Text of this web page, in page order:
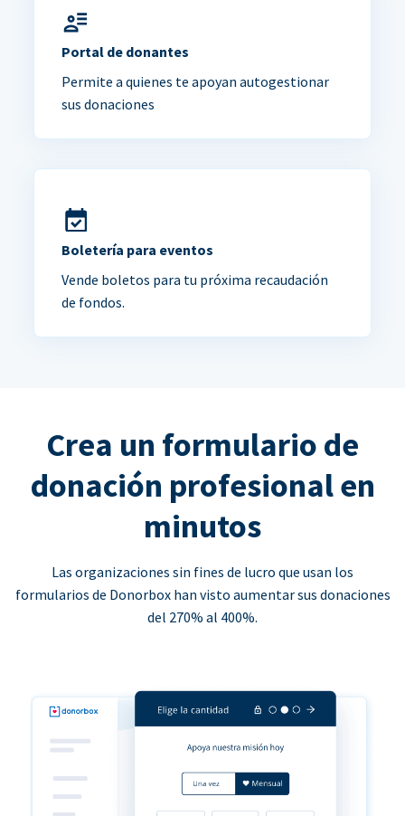
Portal de donantes
Permite a quienes te apoyan autogestionar
sus donaciones
Boletería para eventos
Vende boletos para tu próxima recaudación
de fondos.
Crea un formulario de
donación profesional en
minutos
Las organizaciones sin fines de lucro que usan los
formularios de Donorbox han visto aumentar sus donaciones
del 270% al 400%.